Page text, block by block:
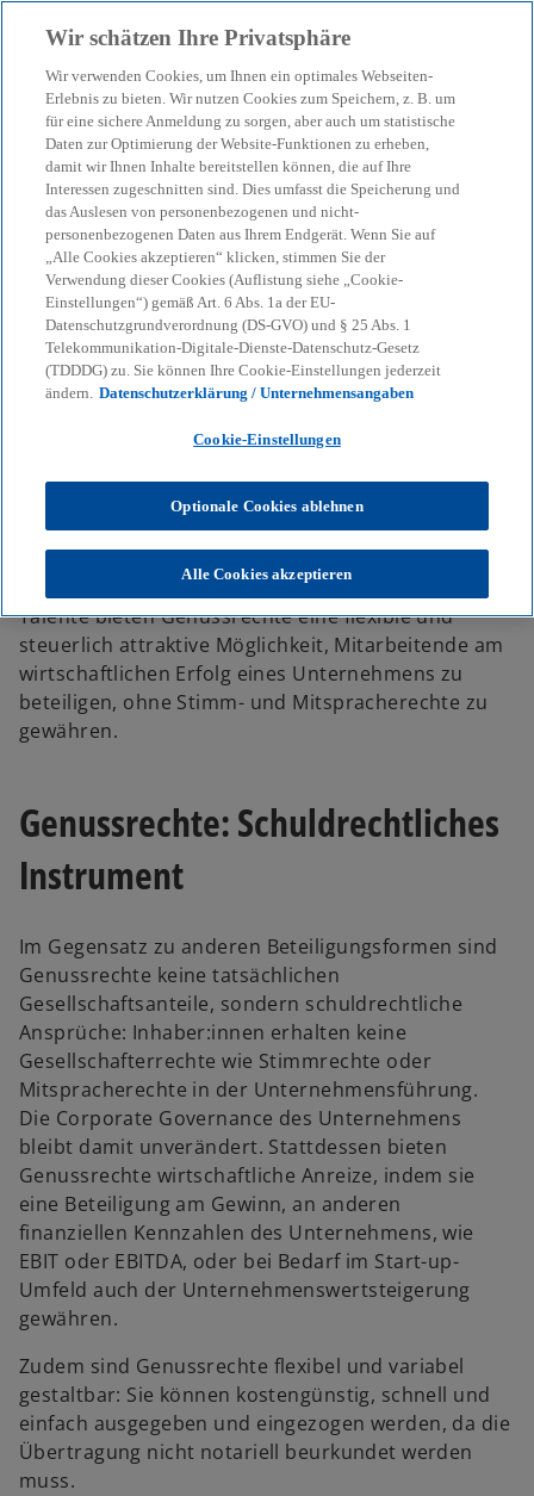
menu search
Genussrechte: Attraktive
Mitarbeiterbeteiligung für
Mittelstand & Start-ups
Win-win-Situation für Arbeitgeber und
Arbeitnehmende: Flexible Optionen zur
Mitarbeiterbeteiligung ohne Stimm- und
Mitspracherechte.
KPMG Themen
Business Performance & Resilienz
Genussrechte: Attraktive Mitarbeiterbeteiligung für Mittelstand &
Start-ups
In Zeiten starken Wettbewerbs um die besten
Talente bieten Genussrechte eine flexible und
steuerlich attraktive Möglichkeit, Mitarbeitende am
wirtschaftlichen Erfolg eines Unternehmens zu
beteiligen, ohne Stimm- und Mitspracherechte zu
gewähren.
Genussrechte: Schuldrechtliches
Instrument
Im Gegensatz zu anderen Beteiligungsformen sind
Genussrechte keine tatsächlichen
Gesellschaftsanteile, sondern schuldrechtliche
Ansprüche: Inhaber:innen erhalten keine
Gesellschafterrechte wie Stimmrechte oder
Mitspracherechte in der Unternehmensführung.
Die Corporate Governance des Unternehmens
bleibt damit unverändert. Stattdessen bieten
Genussrechte wirtschaftliche Anreize, indem sie
eine Beteiligung am Gewinn, an anderen
finanziellen Kennzahlen des Unternehmens, wie
EBIT oder EBITDA, oder bei Bedarf im Start-up-
Umfeld auch der Unternehmenswertsteigerung
gewähren.
Zudem sind Genussrechte flexibel und variabel
gestaltbar: Sie können kostengünstig, schnell und
einfach ausgegeben und eingezogen werden, da die
Übertragung nicht notariell beurkundet werden
muss.
Wir schätzen Ihre Privatsphäre
Wir verwenden Cookies, um Ihnen ein optimales Webseiten-
Erlebnis zu bieten. Wir nutzen Cookies zum Speichern, z. B. um
für eine sichere Anmeldung zu sorgen, aber auch um statistische
Daten zur Optimierung der Website-Funktionen zu erheben,
damit wir Ihnen Inhalte bereitstellen können, die auf Ihre
Interessen zugeschnitten sind. Dies umfasst die Speicherung und
das Auslesen von personenbezogenen und nicht-
personenbezogenen Daten aus Ihrem Endgerät. Wenn Sie auf
„Alle Cookies akzeptieren“ klicken, stimmen Sie der
Verwendung dieser Cookies (Auflistung siehe „Cookie-
Einstellungen“) gemäß Art. 6 Abs. 1a der EU-
Datenschutzgrundverordnung (DS-GVO) und § 25 Abs. 1
Telekommunikation-Digitale-Dienste-Datenschutz-Gesetz
(TDDDG) zu. Sie können Ihre Cookie-Einstellungen jederzeit
ändern. Datenschutzerklärung / Unternehmensangaben
Cookie-Einstellungen
Optionale Cookies ablehnen
Alle Cookies akzeptieren